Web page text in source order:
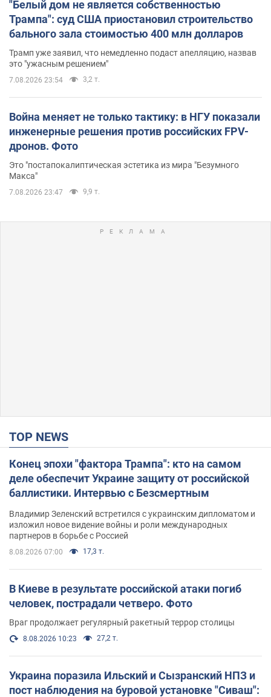
"Белый дом не является собственностью
Трампа": суд США приостановил строительство
бального зала стоимостью 400 млн долларов
Трамп уже заявил, что немедленно подаст апелляцию, назвав
это "ужасным решением"
7.08.2026 23:54 3,2 т.
Война меняет не только тактику: в НГУ показали
инженерные решения против российских FPV-
дронов. Фото
Это "постапокалиптическая эстетика из мира "Безумного
Макса"
7.08.2026 23:47 9,9 т.
TOP NEWS
Конец эпохи "фактора Трампа": кто на самом
деле обеспечит Украине защиту от российской
баллистики. Интервью с Безсмертным
Владимир Зеленский встретился с украинским дипломатом и
изложил новое видение войны и роли международных
партнеров в борьбе с Россией
8.08.2026 07:00 17,3 т.
В Киеве в результате российской атаки погиб
человек, пострадали четверо. Фото
Враг продолжает регулярный ракетный террор столицы
8.08.2026 10:23 27,2 т.
Украина поразила Ильский и Сызранский НПЗ и
пост наблюдения на буровой установке "Сиваш":